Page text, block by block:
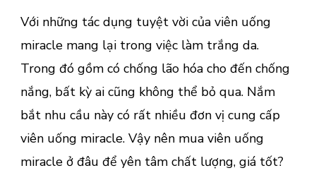
Với những tác dụng tuyệt vời của viên uống
miracle mang lại trong việc làm trắng da.
Trong đó gồm có chống lão hóa cho đến chống
nắng, bất kỳ ai cũng không thể bỏ qua. Nắm
bắt nhu cầu này có rất nhiều đơn vị cung cấp
viên uống miracle. Vậy nên mua viên uống
miracle ở đâu để yên tâm chất lượng, giá tốt?